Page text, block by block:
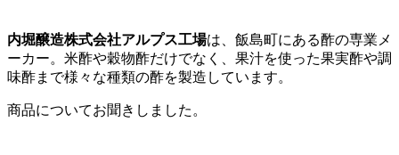
内堀醸造株式会社アルプス工場は、飯島町にある酢の専業メ
ーカー。米酢や穀物酢だけでなく、果汁を使った果実酢や調
味酢まで様々な種類の酢を製造しています。
商品についてお聞きしました。